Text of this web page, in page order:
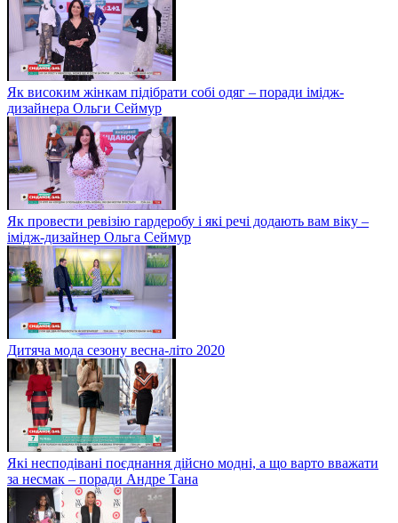
Як високим жінкам підібрати собі одяг – поради імідж-
дизайнера Ольги Сеймур
Як провести ревізію гардеробу і які речі додають вам віку –
імідж-дизайнер Ольга Сеймур
Дитяча мода сезону весна-літо 2020
Які несподівані поєднання дійсно модні, а що варто вважати
за несмак – поради Андре Тана